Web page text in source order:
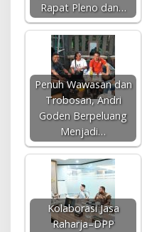
Rapat Pleno dan…
Penuh Wawasan dan
Trobosan, Andri
Goden Berpeluang
Menjadi…
Kolaborasi Jasa
Raharja–DPP